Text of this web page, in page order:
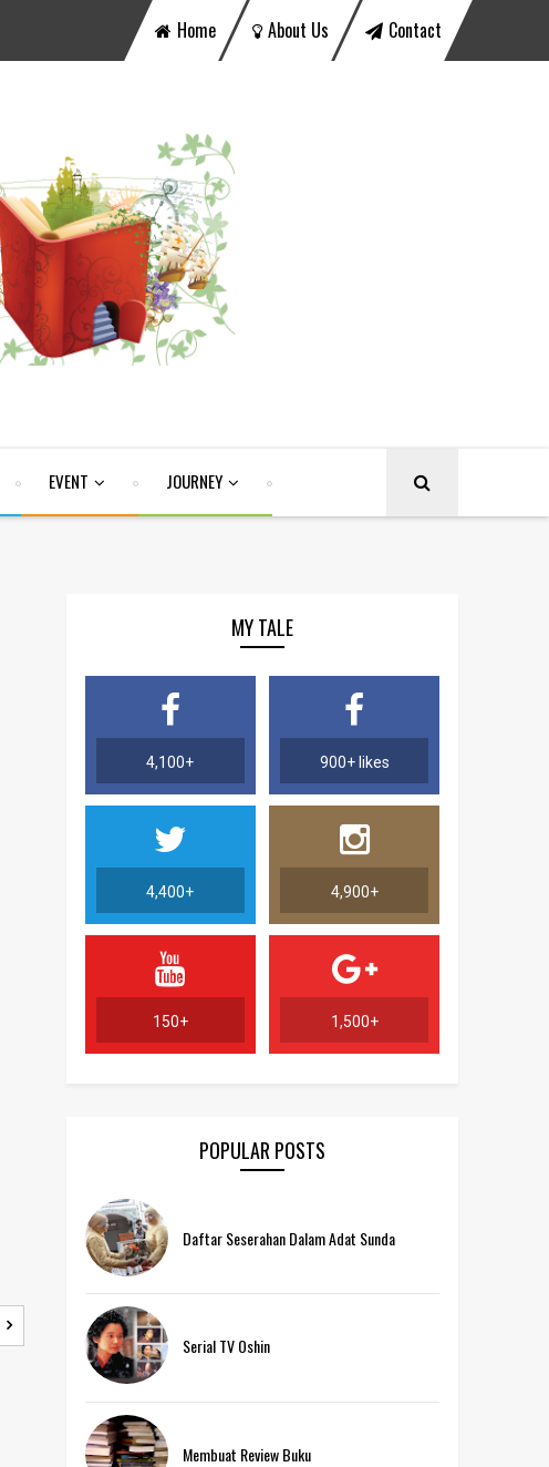
Home About Us Contact
EVENT JOURNEY
MY TALE
4,100+ 900+ likes
4,400+ 4,900+
150+ 1,500+
POPULAR POSTS
Daftar Seserahan Dalam Adat Sunda
Serial TV Oshin
Membuat Review Buku